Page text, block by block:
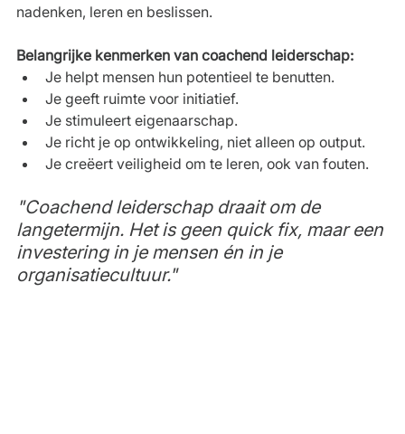
nadenken, leren en beslissen.
Belangrijke kenmerken van coachend leiderschap:
Je helpt mensen hun potentieel te benutten.
Je geeft ruimte voor initiatief.
Je stimuleert eigenaarschap.
Je richt je op ontwikkeling, niet alleen op output.
Je creëert veiligheid om te leren, ook van fouten.
"Coachend leiderschap draait om de
langetermijn. Het is geen quick fix, maar een
investering in je mensen én in je
organisatiecultuur."